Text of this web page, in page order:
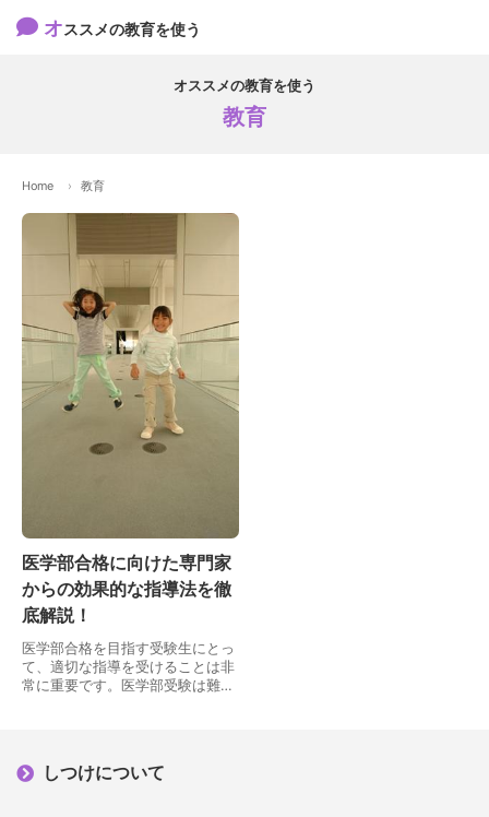
オススメの教育を使う
オススメの教育を使う
教育
Home 教育
医学部合格に向けた専門家
からの効果的な指導法を徹
底解説！
医学部合格を目指す受験生にとっ
て、適切な指導を受けることは非
常に重要です。医学部受験は難関
しつけについて